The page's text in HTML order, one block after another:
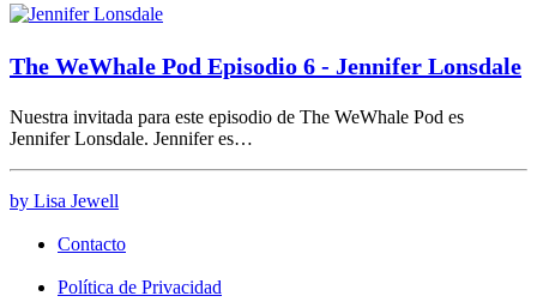
The WeWhale Pod Episodio 6 - Jennifer Lonsdale
Nuestra invitada para este episodio de The WeWhale Pod es
Jennifer Lonsdale. Jennifer es…
by Lisa Jewell
Contacto
Política de Privacidad